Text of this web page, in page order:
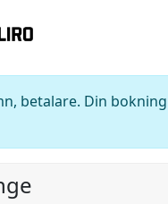
betalare. Din